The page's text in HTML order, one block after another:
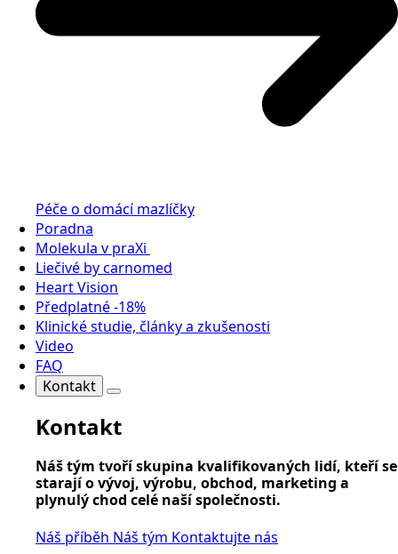
Péče o domácí mazlíčky
Poradna
Molekula v praXi
Liečivé by carnomed
Heart Vision
Předplatné -18%
Klinické studie, články a zkušenosti
Video
FAQ
Kontakt
Kontakt
Náš tým tvoří skupina kvalifikovaných lidí, kteří se
starají o vývoj, výrobu, obchod, marketing a
plynulý chod celé naší společnosti.
Náš příběh Náš tým Kontaktujte nás